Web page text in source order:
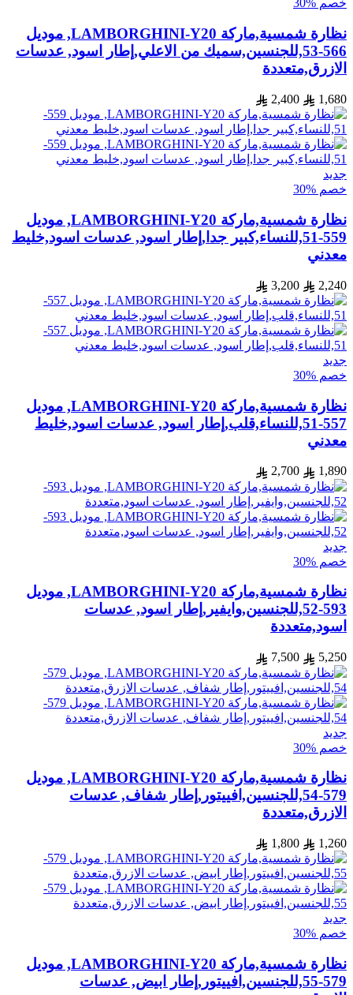
خصم %30
نظارة شمسية,ماركة LAMBORGHINI-Y20, موديل
566-53,للجنسين,سميك من الاعلي,إطار اسود, عدسات
الازرق,متعددة
1,680
2,400
جديد
خصم %30
نظارة شمسية,ماركة LAMBORGHINI-Y20, موديل
559-51,للنساء,كبير جدا,إطار اسود, عدسات اسود,خليط
معدني
2,240
3,200
جديد
خصم %30
نظارة شمسية,ماركة LAMBORGHINI-Y20, موديل
557-51,للنساء,قلب,إطار اسود, عدسات اسود,خليط
معدني
1,890
2,700
جديد
خصم %30
نظارة شمسية,ماركة LAMBORGHINI-Y20, موديل
593-52,للجنسين,وايفير,إطار اسود, عدسات
اسود,متعددة
5,250
7,500
جديد
خصم %30
نظارة شمسية,ماركة LAMBORGHINI-Y20, موديل
579-54,للجنسين,افييتور,إطار شفاف, عدسات
الازرق,متعددة
1,260
1,800
جديد
خصم %30
نظارة شمسية,ماركة LAMBORGHINI-Y20, موديل
579-55,للجنسين,افييتور,إطار ابيض, عدسات